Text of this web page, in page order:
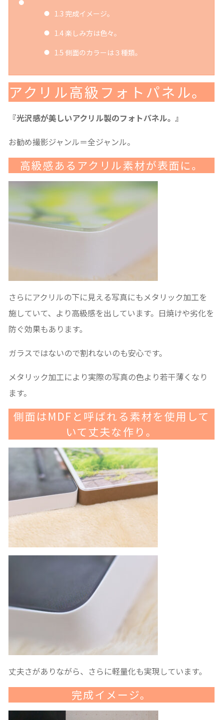
1.3 完成イメージ。
1.4楽しみ方は色々。
1.5 側面のカラーは３種類。
アクリル高級フォトパネル。
『光沢感が美しいアクリル製のフォトパネル。』
お勧め撮影ジャンル＝全ジャンル。
高級感あるアクリル素材が表面に。
さらにアクリルの下に見える写真にもメタリック加工を
施していて、より高級感を出しています。日焼けや劣化を
防ぐ効果もあります。
ガラスではないので割れないのも安心です。
メタリック加工により実際の写真の色より若干薄くなり
ます。
側面はMDFと呼ばれる素材を使用して
いて丈夫な作り。
丈夫さがありながら、さらに軽量化も実現しています。
完成イメージ。